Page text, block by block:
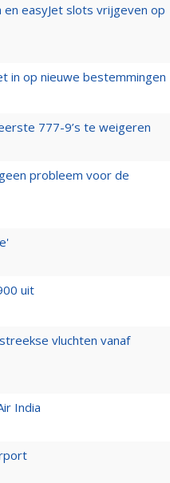
easyJet slots vrijgeven op
in op nieuwe bestemmingen
777-9’s te weigeren
probleem voor de
uit
vluchten vanaf
India